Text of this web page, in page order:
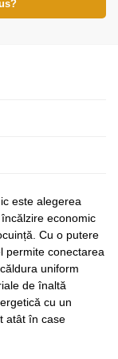
este alegerea
economic
Cu o putere
permite conectarea
uniform
de înaltă
cu un
atât în case